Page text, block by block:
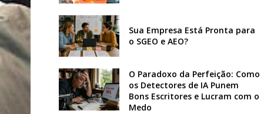
Sua Empresa Está Pronta para
o SGEO e AEO?
O Paradoxo da Perfeição: Como
os Detectores de IA Punem
Bons Escritores e Lucram com o
Medo